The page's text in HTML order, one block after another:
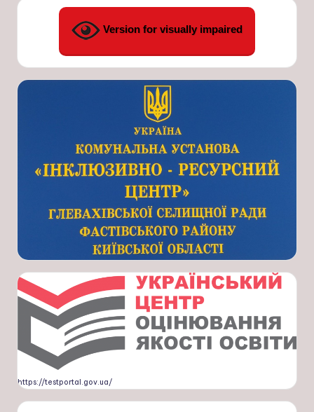
Version for visually impaired
https://testportal.gov.ua/